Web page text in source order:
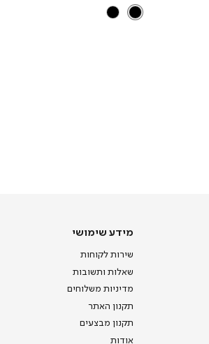
מידע
מידע שימושי
שירות לקוחות
שאלות ותשובות
מדיניות משלוחים
תקנון האתר
תקנון מבצעים
אודות